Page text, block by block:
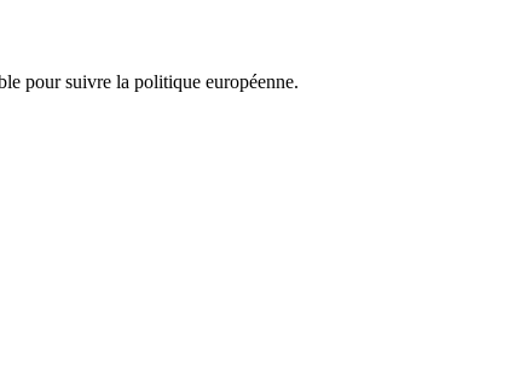
pour suivre la politique européenne.